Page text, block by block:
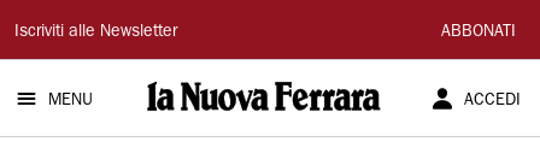
La
Nuova
Ferrara
Iscriviti alle Newsletter ABBONATI
MENU ACCEDI